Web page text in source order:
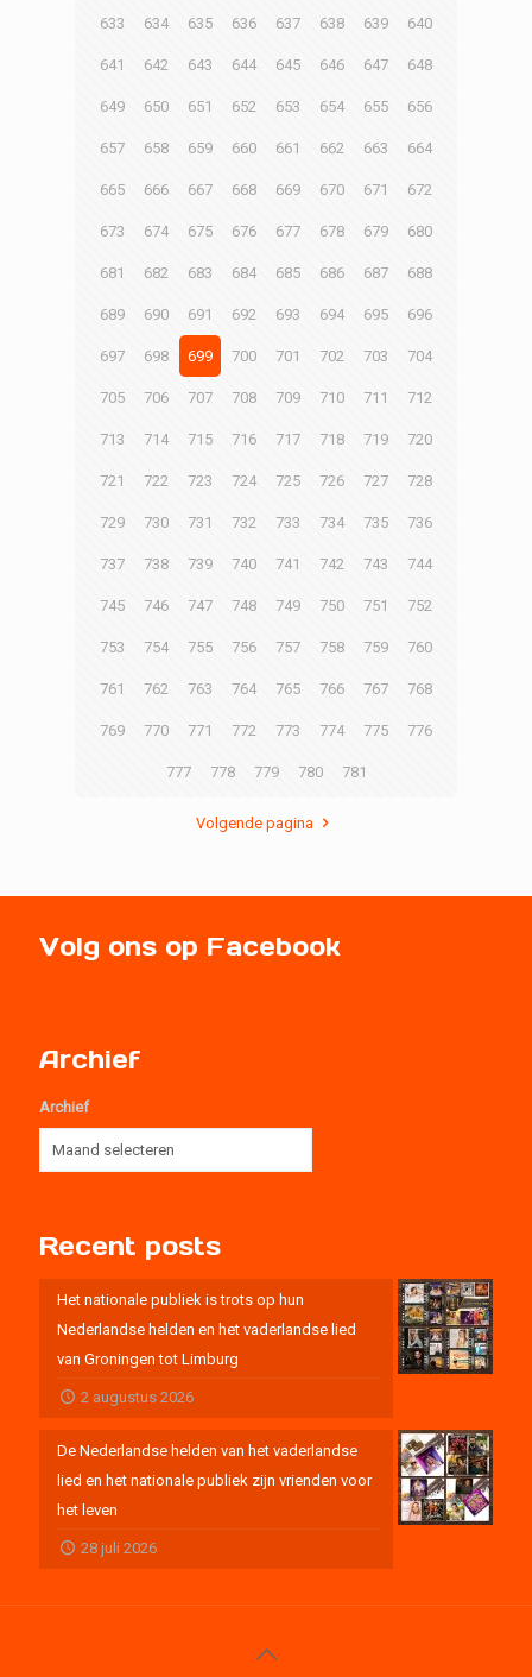
633 634 635 636 637 638 639 640
641 642 643 644 645 646 647 648
649 650 651 652 653 654 655 656
657 658 659 660 661 662 663 664
665 666 667 668 669 670 671 672
673 674 675 676 677 678 679 680
681 682 683 684 685 686 687 688
689 690 691 692 693 694 695 696
697 698 699 700 701 702 703 704
705 706 707 708 709 710 711 712
713 714 715 716 717 718 719 720
721 722 723 724 725 726 727 728
729 730 731 732 733 734 735 736
737 738 739 740 741 742 743 744
745 746 747 748 749 750 751 752
753 754 755 756 757 758 759 760
761 762 763 764 765 766 767 768
769 770 771 772 773 774 775 776
777 778 779 780 781
Volgende pagina
Volg ons op Facebook
Archief
Archief
Recent posts
Het nationale publiek is trots op hun
Nederlandse helden en het vaderlandse lied
van Groningen tot Limburg
2 augustus 2026
De Nederlandse helden van het vaderlandse
lied en het nationale publiek zijn vrienden voor
het leven
28 juli 2026